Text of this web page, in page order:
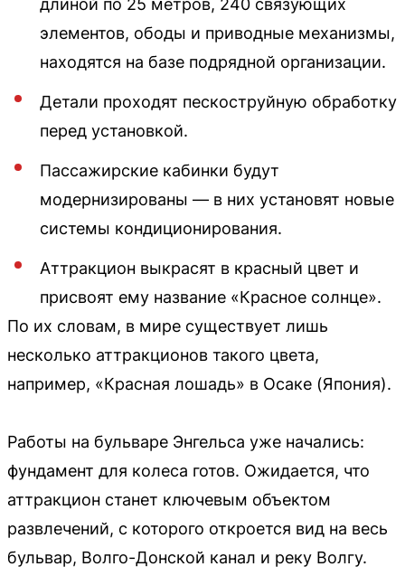
длиной по 25 метров, 240 связующих
элементов, ободы и приводные механизмы,
находятся на базе подрядной организации.
Детали проходят пескоструйную обработку
перед установкой.
Пассажирские кабинки будут
модернизированы — в них установят новые
системы кондиционирования.
Аттракцион выкрасят в красный цвет и
присвоят ему название «Красное солнце».
По их словам, в мире существует лишь
несколько аттракционов такого цвета,
например, «Красная лошадь» в Осаке (Япония).
Работы на бульваре Энгельса уже начались:
фундамент для колеса готов. Ожидается, что
аттракцион станет ключевым объектом
развлечений, с которого откроется вид на весь
бульвар, Волго-Донской канал и реку Волгу.